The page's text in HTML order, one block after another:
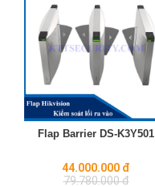
Flap Barrier DS-K3Y501
44.000.000 đ
79.780.000 đ